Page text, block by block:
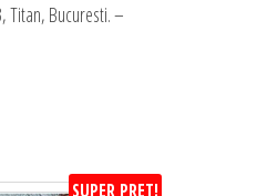
Titan, Bucuresti. –